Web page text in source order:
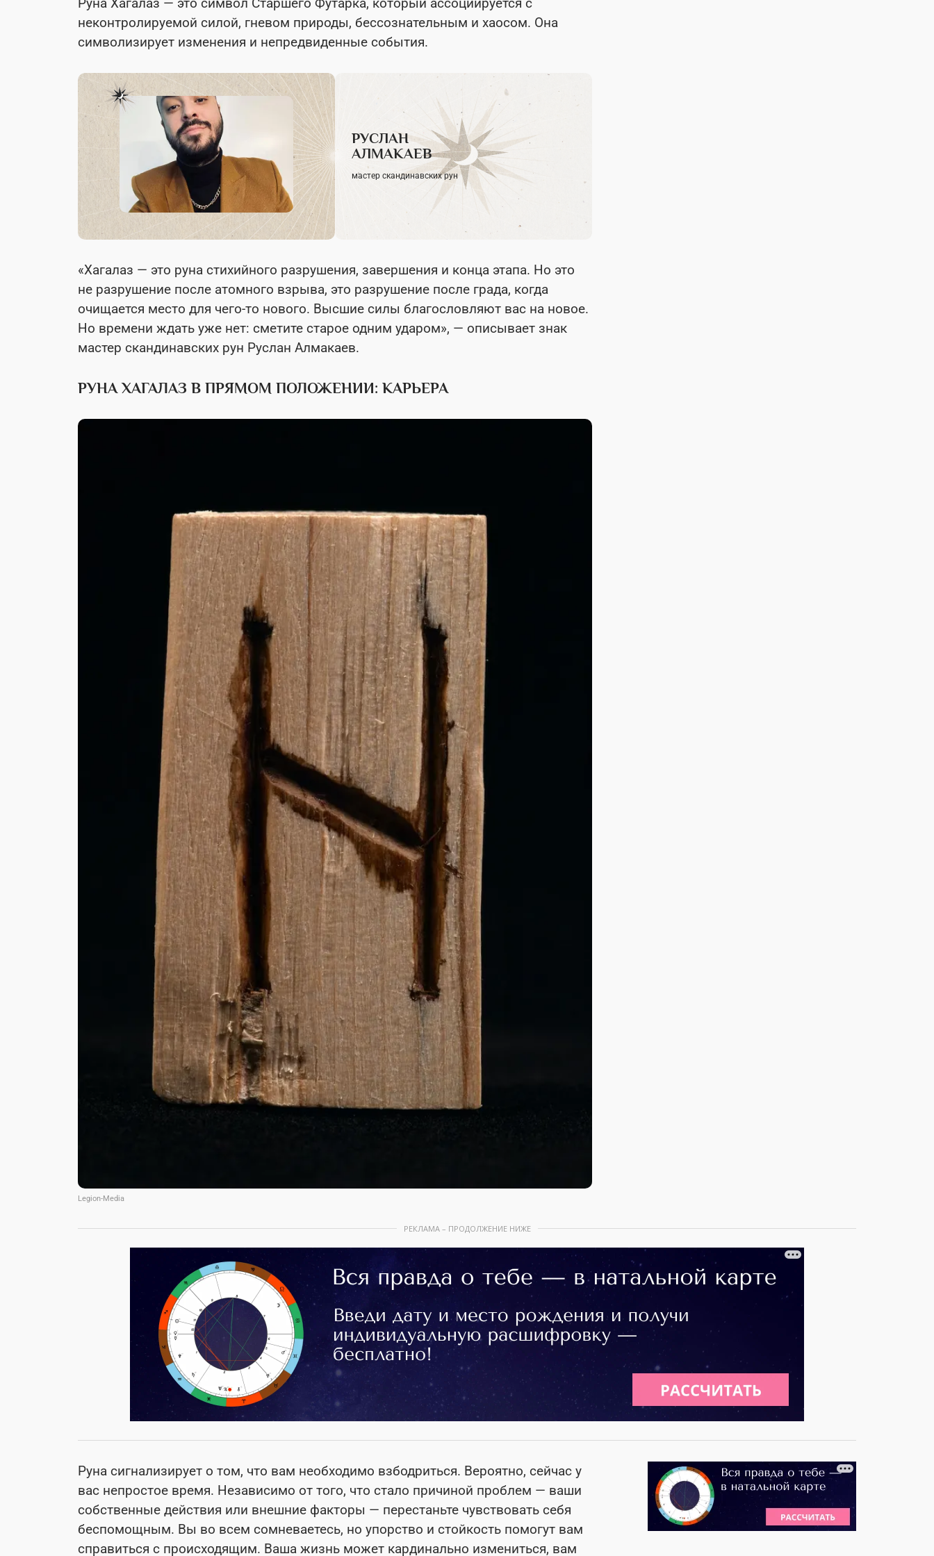
неконтролируемой силой, гневом природы, бессознательным и хаосом. Она
символизирует изменения и непредвиденные события.
РУСЛАН
АЛМАКАЕВ
мастер скандинавских рун
«Хагалаз — это руна стихийного разрушения, завершения и конца этапа. Но это
не разрушение после атомного взрыва, это разрушение после града, когда
очищается место для чего-то нового. Высшие силы благословляют вас на новое.
Но времени ждать уже нет: сметите старое одним ударом», — описывает знак
мастер скандинавских рун Руслан Алмакаев.
РУНА ХАГАЛАЗ В ПРЯМОМ ПОЛОЖЕНИИ: КАРЬЕРА
Legion-Media
РЕКЛАМА – ПРОДОЛЖЕНИЕ НИЖЕ
Руна сигнализирует о том, что вам необходимо взбодриться. Вероятно, сейчас у
вас непростое время. Независимо от того, что стало причиной проблем — ваши
собственные действия или внешние факторы — перестаньте чувствовать себя
беспомощным. Вы во всем сомневаетесь, но упорство и стойкость помогут вам
справиться с происходящим. Ваша жизнь может кардинально измениться, вам